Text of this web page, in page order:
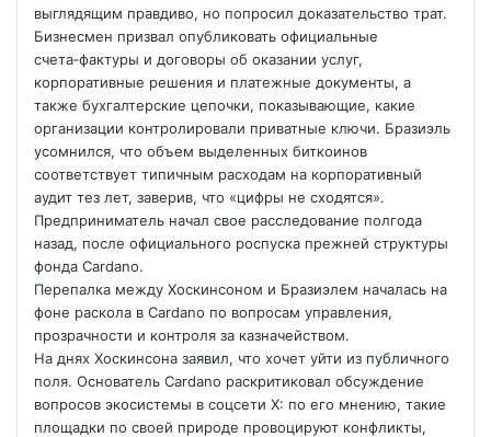
выглядящим правдиво, но попросил доказательство трат.
Бизнесмен призвал опубликовать официальные
счета‑фактуры и договоры об оказании услуг,
корпоративные решения и платежные документы, а
также бухгалтерские цепочки, показывающие, какие
организации контролировали приватные ключи. Бразиэль
усомнился, что объем выделенных биткоинов
соответствует типичным расходам на корпоративный
аудит тез лет, заверив, что «цифры не сходятся».
Предприниматель начал свое расследование полгода
назад, после официального роспуска прежней структуры
фонда Cardano.
Перепалка между Хоскинсоном и Бразиэлем началась на
фоне раскола в Cardano по вопросам управления,
прозрачности и контроля за казначейством.
На днях Хоскинсона заявил, что хочет уйти из публичного
поля. Основатель Cardano раскритиковал обсуждение
вопросов экосистемы в соцсети Х: по его мнению, такие
площадки по своей природе провоцируют конфликты,